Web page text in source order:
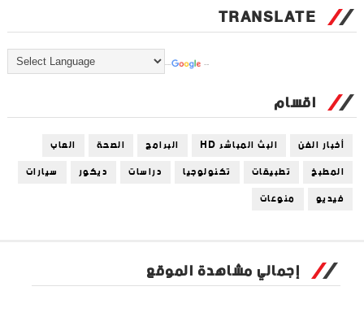
TRANSLATE
اقسام
أخبار الفن البث المباشر HD البرامج الصحة
العاب
المطبخ
تطبيقات تكنولوجيا دراسات ديكور
سيارات
فيديو
منوعات
إجمالي مشاهدة الموقع